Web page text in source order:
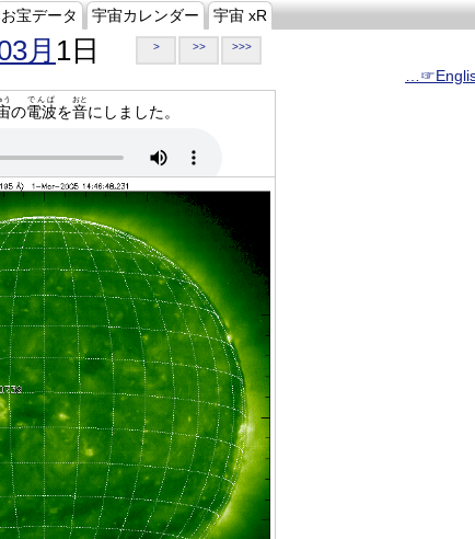
お宝データ 宇宙カレンダー 宇宙 xR
月 1日 > >> >>>
う
の電波
でんぱ
を音
おと
にしました。